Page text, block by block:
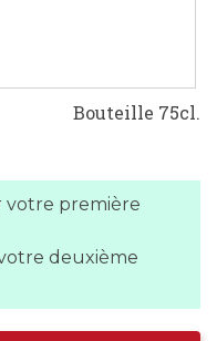
Bouteille 75cl.
votre première
deuxième